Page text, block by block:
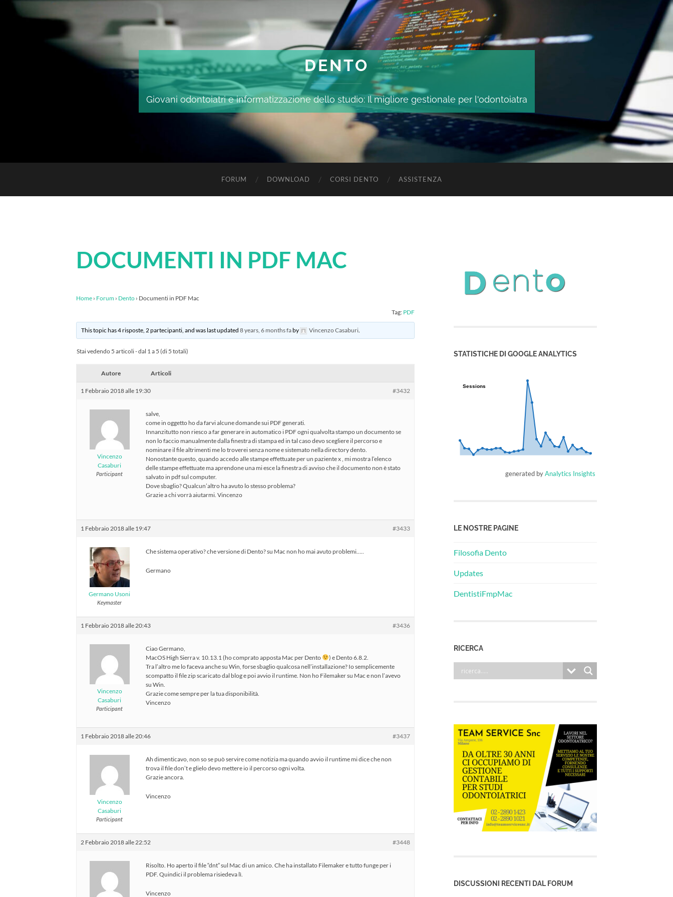
DENTO
Giovani odontoiatri e informatizzazione dello studio: Il migliore gestionale per l'odontoiatra
FORUM DOWNLOAD CORSI DENTO ASSISTENZA
DOCUMENTI IN PDF MAC
Home › Forum › Dento › Documenti in PDF Mac
Tag: PDF
This topic has 4 risposte, 2 partecipanti, and was last updated8 years, 6 months faby Vincenzo Casaburi
Stai vedendo 5 articoli - dal 1 a 5 (di 5 totali)
Autore Articoli
1 Febbraio 2018 alle 19:30 #3432
Vincenzo
Casaburi
Participant
salve,
come in oggetto ho da farvi alcune domande sui PDF generati.
Innanzitutto non riesco a far generare in automatico i PDF ogni qualvolta stampo un documento se
non lo faccio manualmente dalla finestra di stampa ed in tal caso devo scegliere il percorso e
nominare il file altrimenti me lo troverei senza nome e sistemato nella directory dento.
Nonostante questo, quando accedo alle stampe effettuate per un paziente x , mi mostra l’elenco
delle stampe effettuate ma aprendone una mi esce la finestra di avviso che il documento non è stato
salvato in pdf sul computer.
Dove sbaglio? Qualcun’altro ha avuto lo stesso problema?
Grazie a chi vorrà aiutarmi. Vincenzo
1 Febbraio 2018 alle 19:47 #3433
Germano Usoni
Keymaster
Che sistema operativo? che versione di Dento? su Mac non ho mai avuto problemi…..
Germano
1 Febbraio 2018 alle 20:43 #3436
Vincenzo
Casaburi
Participant
Ciao Germano,
MacOS High Sierra v. 10.13.1 (ho comprato apposta Mac per Dento
) e Dento 6.8.2.
Tra l’altro me lo faceva anche su Win, forse sbaglio qualcosa nell’installazione? Io semplicemente
scompatto il file zip scaricato dal blog e poi avvio il runtime. Non ho Filemaker su Mac e non l’avevo
su Win.
Grazie come sempre per la tua disponibilità.
Vincenzo
1 Febbraio 2018 alle 20:46 #3437
Vincenzo
Casaburi
Participant
Ah dimenticavo, non so se può servire come notizia ma quando avvio il runtime mi dice che non
trova il file don’t e glielo devo mettere io il percorso ogni volta.
Grazie ancora.
Vincenzo
2 Febbraio 2018 alle 22:52 #3448
Risolto. Ho aperto il file “dnt” sul Mac di un amico. Che ha installato Filemaker e tutto funge per i
PDF. Quindici il problema risiedeva lì.
Vincenzo
STATISTICHE DI GOOGLE ANALYTICS
Sessions
Sessions
generated byAnalytics Insights
LE NOSTRE PAGINE
Filosofia Dento
Updates
DentistiFmpMac
RICERCA
DISCUSSIONI RECENTI DAL FORUM